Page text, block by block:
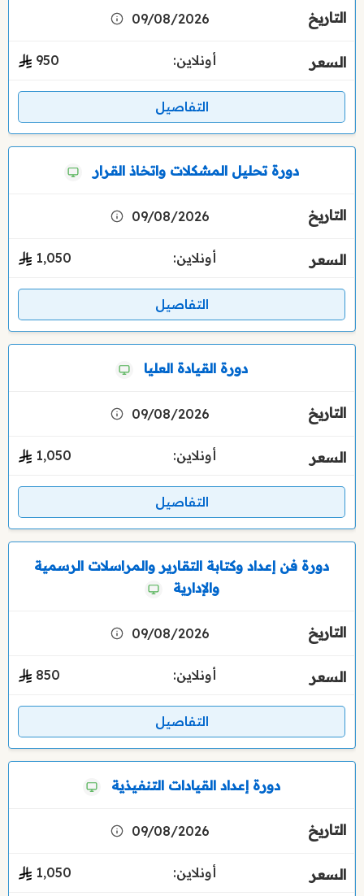
09/08/2026
أونلاين: 950
التفاصيل
دورة تحليل المشكلات واتخاذ القرار
09/08/2026
أونلاين: 1٬050
التفاصيل
‏دورة القيادة العليا
09/08/2026
أونلاين: 1٬050
التفاصيل
دورة فن إعداد وكتابة التقارير والمراسلات الرسمية
والإدارية
09/08/2026
أونلاين: 850
التفاصيل
دورة إعداد القيادات التنفيذية
09/08/2026
أونلاين: 1٬050